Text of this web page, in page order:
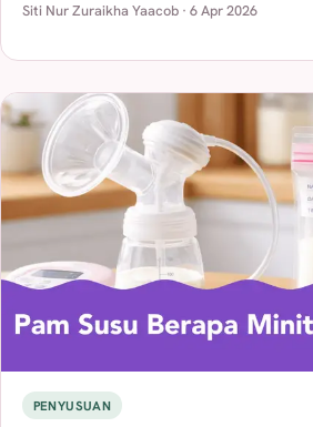
Siti Nur Zuraikha Yaacob · 6 Apr 2026
PENYUSUAN